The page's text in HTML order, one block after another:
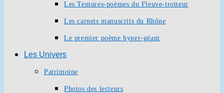
Les Tentures-poèmes du Fleuve-trotteur
Les carnets manuscrits du Rhône
Le premier poème hyper-géant
Les Univers
Patrimoine
Photos des lecteurs